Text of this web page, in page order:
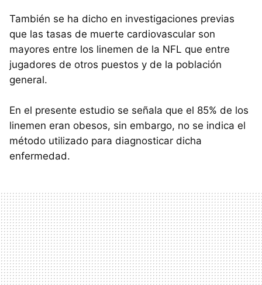
También se ha dicho en investigaciones previas
que las tasas de muerte cardiovascular son
mayores entre los linemen de la NFL que entre
jugadores de otros puestos y de la población
general.
En el presente estudio se señala que el 85% de los
linemen eran obesos, sin embargo, no se indica el
método utilizado para diagnosticar dicha
enfermedad.